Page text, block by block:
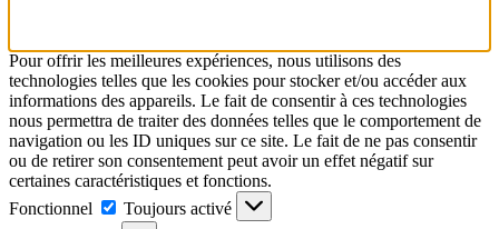
Pour offrir les meilleures expériences, nous utilisons des
technologies telles que les cookies pour stocker et/ou accéder aux
informations des appareils. Le fait de consentir à ces technologies
nous permettra de traiter des données telles que le comportement de
navigation ou les ID uniques sur ce site. Le fait de ne pas consentir
ou de retirer son consentement peut avoir un effet négatif sur
certaines caractéristiques et fonctions.
Fonctionnel
Fonctionnel
Toujours activé